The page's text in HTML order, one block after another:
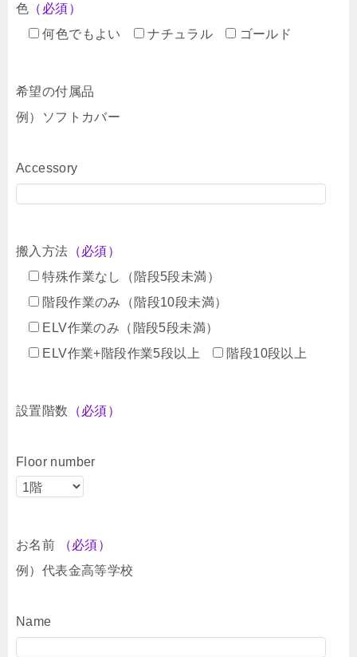
色 （必須）
何色でもよい
ナチュラル ゴールド
希望の付属品
例）ソフトカバー
Accessory
搬入方法 （必須）
特殊作業なし（階段5段未満）
階段作業のみ（階段10段未満）
ELV作業のみ（階段5段未満）
ELV作業+階段作業5段以上
階段10段以上
設置階数 （必須）
Floor number
お名前
（必須）
例）代表金高等学校
Name